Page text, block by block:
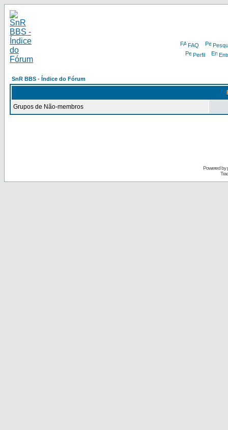
FAQ
Perfil
SnR BBS - Índice do Fórum
Grupos de Não-membros
Powered by